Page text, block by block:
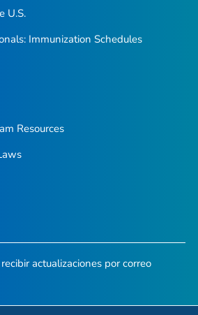
U.S.
Immunization Schedules
Resources
actualizaciones por correo